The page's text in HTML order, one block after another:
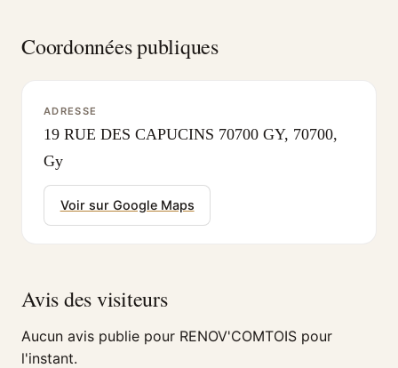
Coordonnées publiques
ADRESSE
19 RUE DES CAPUCINS 70700 GY, 70700,
Gy
Voir sur Google Maps
Avis des visiteurs
Aucun avis publie pour RENOV'COMTOIS pour
l'instant.